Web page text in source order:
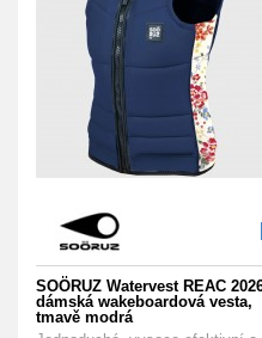
SOÖRUZ Watervest REAC
dámská wakeboardová vesta,
tmavě modrá